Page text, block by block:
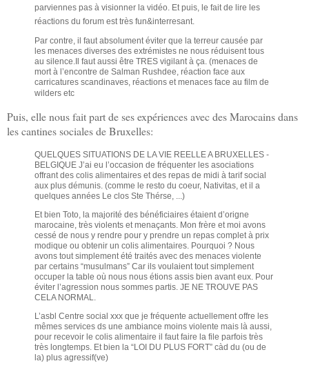
parviennes pas à visionner la vidéo. Et puis, le fait de lire les
réactions du forum est très fun&interresant.
Par contre, il faut absolument éviter que la terreur causée par
les menaces diverses des extrémistes ne nous réduisent tous
au silence.Il faut aussi être TRES vigilant à ça. (menaces de
mort à l’encontre de Salman Rushdee, réaction face aux
carricatures scandinaves, réactions et menaces face au film de
wilders etc
Puis, elle nous fait part de ses expériences avec des Marocains dans
les cantines sociales de Bruxelles:
QUELQUES SITUATIONS DE LA VIE REELLE A BRUXELLES -
BELGIQUE J’ai eu l’occasion de fréquenter les asociations
offrant des colis alimentaires et des repas de midi à tarif social
aux plus démunis. (comme le resto du coeur, Nativitas, et il a
quelques années Le clos Ste Thérse, ...)
Et bien Toto, la majorité des bénéficiaires étaient d’origne
marocaine, très violents et menaçants. Mon frère et moi avons
cessé de nous y rendre pour y prendre un repas complet à prix
modique ou obtenir un colis alimentaires. Pourquoi ? Nous
avons tout simplement été traités avec des menaces violente
par certains “musulmans” Car ils voulaient tout simplement
occuper la table où nous nous étions assis bien avant eux. Pour
éviter l’agression nous sommes partis. JE NE TROUVE PAS
CELA NORMAL.
L’asbl Centre social xxx que je fréquente actuellement offre les
mêmes services ds une ambiance moins violente mais là aussi,
pour recevoir le colis alimentaire il faut faire la file parfois très
très longtemps. Et bien la “LOI DU PLUS FORT” càd du (ou de
la) plus agressif(ve)